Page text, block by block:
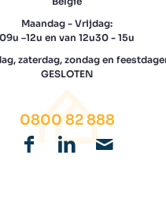
Maandag - Vrijdag:
09u –12u en van 12u30 - 15u
zaterdag, zondag en
GESLOTEN
0800 82 888